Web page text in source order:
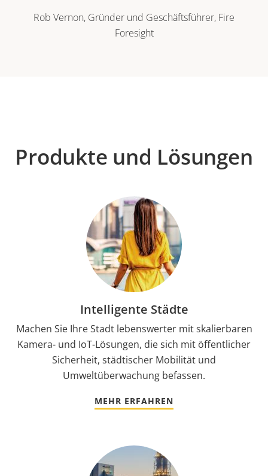
Rob Vernon, Gründer und Geschäftsführer, Fire
Foresight
Produkte und Lösungen
Intelligente Städte
Machen Sie Ihre Stadt lebenswerter mit skalierbaren
Kamera- und IoT-Lösungen, die sich mit öffentlicher
Sicherheit, städtischer Mobilität und
Umweltüberwachung befassen.
MEHR ERFAHREN